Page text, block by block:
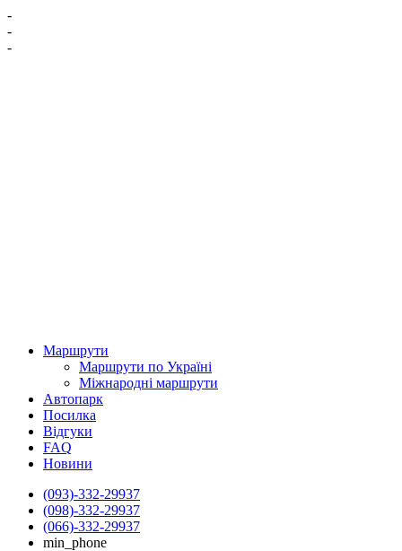
-
-
-
Маршрути
Маршрути по Україні
Міжнародні маршрути
Автопарк
Посилка
Відгуки
FAQ
Новини
(093)-332-29937
(098)-332-29937
(066)-332-29937
min_phone